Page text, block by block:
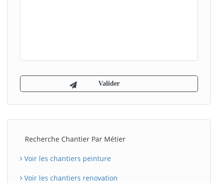
Recherche Chantier Par Métier
Voir les chantiers peinture
Voir les chantiers renovation